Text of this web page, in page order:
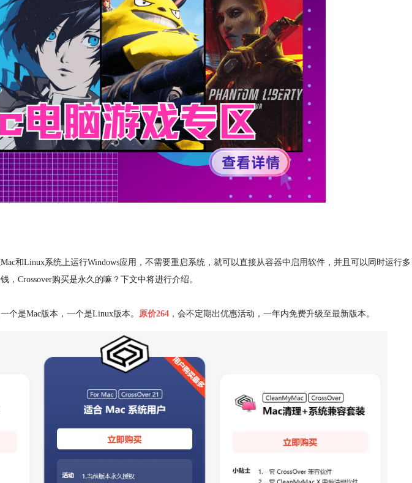
和Linux系统上运行Windows应用，不需要重启系统，就可以直接从容器中启用软件，并且可以同时运行多
，Crossover购买是永久的嘛？下文中将进行介绍。
个是Mac版本，一个是Linux版本。 原价264 ，会不定期出优惠活动，一年内免费升级至最新版本。